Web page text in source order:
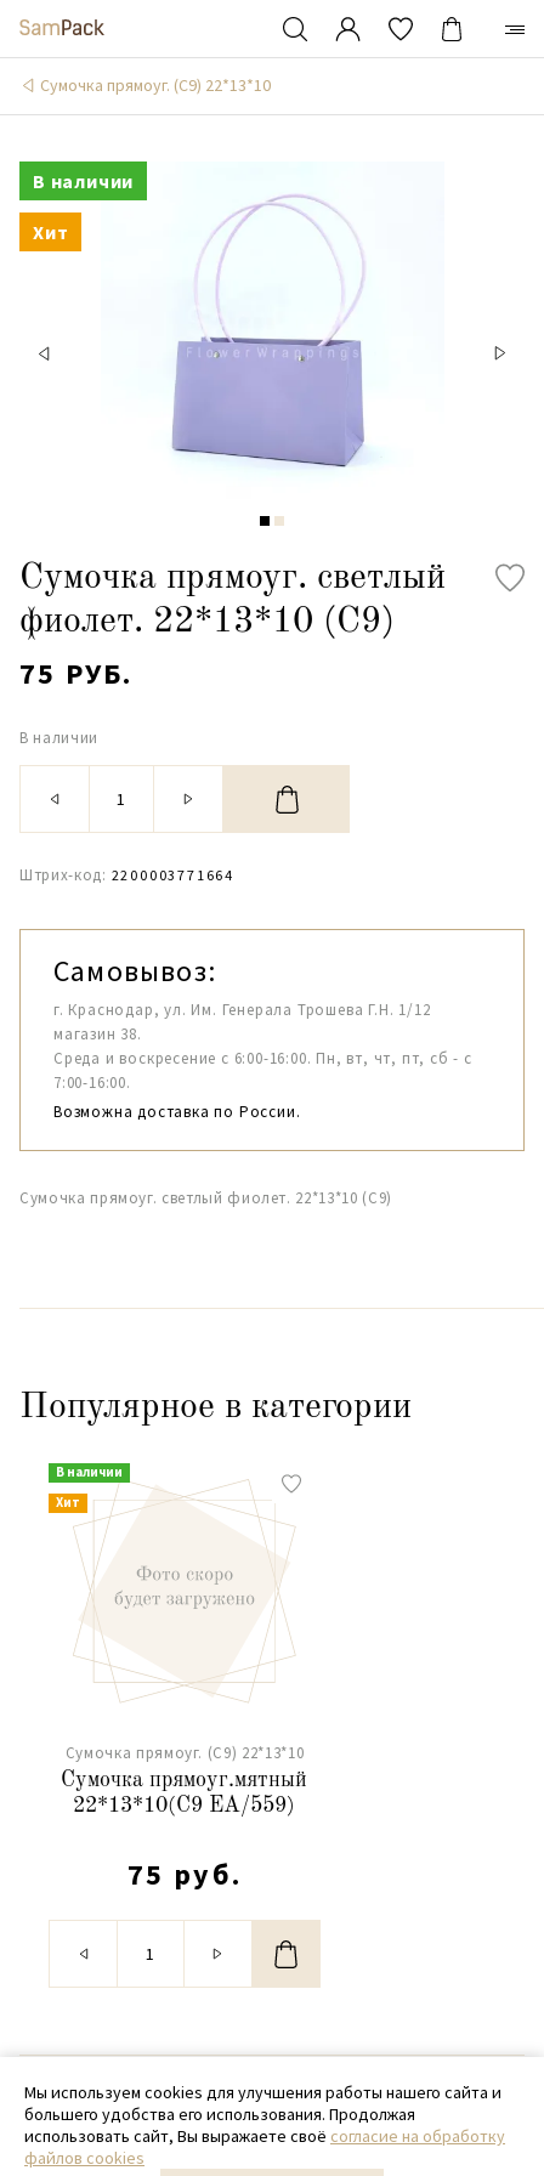
Сумочка прямоуг. (С9) 22*13*10
В наличии
Хит
Сумочка прямоуг. светлый
фиолет. 22*13*10 (С9)
75 РУБ.
В наличии
Штрих-код: 2200003771664
Самовывоз:
г. Краснодар, ул. Им. Генерала Трошева Г.Н. 1/12
магазин 38.
Среда и воскресение с 6:00-16:00. Пн, вт, чт, пт, сб - с
7:00-16:00.
Возможна доставка по России.
Сумочка прямоуг. светлый фиолет. 22*13*10 (С9)
Популярное в категории
В наличии
Хит
Сумочка прямоуг. (С9) 22*13*10
Сумочка прямоуг.мятный
22*13*10(С9 ЕА/559)
75 руб.
© 2020 - 2026 SamPack
+ 7 (918) 699-97-87
zakaz@sampack.store
Мы используем cookies для улучшения работы нашего сайта и
большего удобства его использования. Продолжая
использовать сайт, Вы выражаете своё согласие на обработку
файлов cookies